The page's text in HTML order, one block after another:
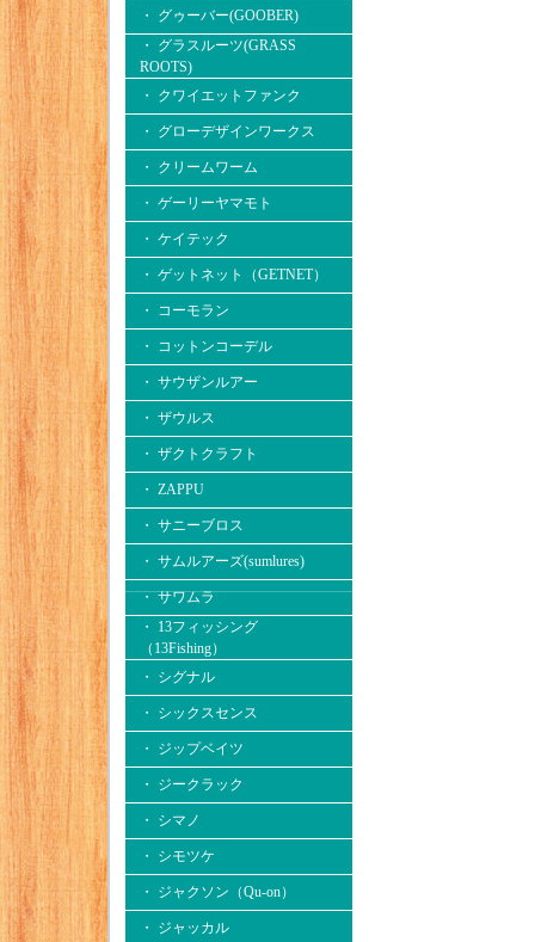
・ グゥーバー(GOOBER)
・ グラスルーツ(GRASS
ROOTS)
・ クワイエットファンク
・ グローデザインワークス
・ クリームワーム
・ ゲーリーヤマモト
・ ケイテック
・ ゲットネット（GETNET）
・ コーモラン
・ コットンコーデル
・ サウザンルアー
・ ザウルス
・ ザクトクラフト
・ ZAPPU
・ サニーブロス
・ サムルアーズ(sumlures)
・ サワムラ
・ 13フィッシング
（13Fishing）
・ シグナル
・ シックスセンス
・ ジップベイツ
・ ジークラック
・ シマノ
・ シモツケ
・ ジャクソン（Qu-on）
・ ジャッカル